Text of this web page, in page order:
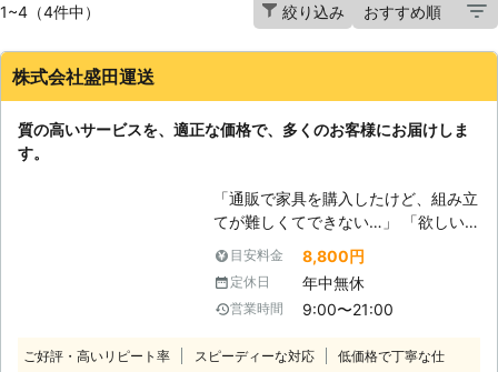
1~4（4件中） 絞り込み
株式会社盛田運送
質の高いサービスを、適正な価格で、多くのお客様にお届けしま
す。
「通販で家具を購入したけど、組み立
てが難しくてできない…」 「欲しい
家具があるけど、組み立てがめんどう
でなかなか購入に踏み切れない…」
そんな方はぜひ当社にご依頼くださ
い。 近年は完成した家具ではなく
具が多く流通しています。 自身で組
目安料金 8,800円
定休日 年中無休
営業時間 9:00〜21:00
ご好評・高いリピート率 スピーディーな対応
低価格で丁寧な仕